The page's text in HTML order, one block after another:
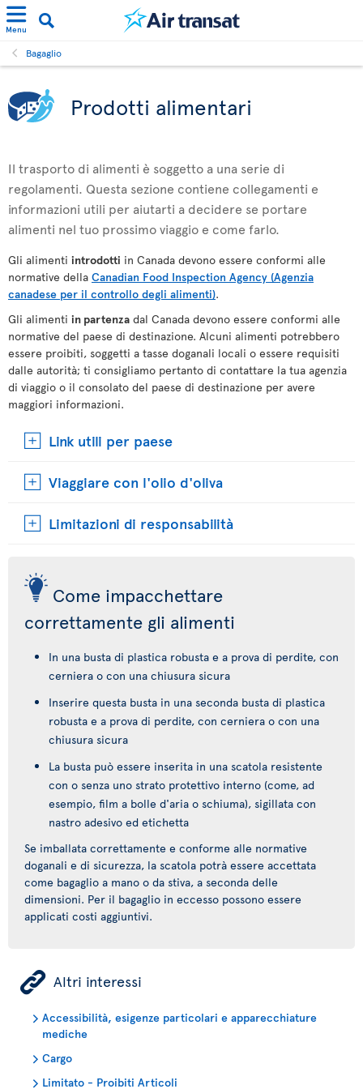
Menu
Bagaglio
Prodotti alimentari
Il trasporto di alimenti è soggetto a una serie di
regolamenti. Questa sezione contiene collegamenti e
informazioni utili per aiutarti a decidere se portare
alimenti nel tuo prossimo viaggio e come farlo.
Gli alimenti introdotti in Canada devono essere conformi alle
normative della Canadian Food Inspection Agency (Agenzia
canadese per il controllo degli alimenti).
Gli alimenti in partenza dal Canada devono essere conformi alle
normative del paese di destinazione. Alcuni alimenti potrebbero
essere proibiti, soggetti a tasse doganali locali o essere requisiti
dalle autorità; ti consigliamo pertanto di contattare la tua agenzia
di viaggio o il consolato del paese di destinazione per avere
maggiori informazioni.
Link utili per paese
Viaggiare con l'olio d'oliva
Limitazioni di responsabilità
Come impacchettare
correttamente gli alimenti
In una busta di plastica robusta e a prova di perdite, con
cerniera o con una chiusura sicura
Inserire questa busta in una seconda busta di plastica
robusta e a prova di perdite, con cerniera o con una
chiusura sicura
La busta può essere inserita in una scatola resistente
con o senza uno strato protettivo interno (come, ad
esempio, film a bolle d'aria o schiuma), sigillata con
nastro adesivo ed etichetta
Se imballata correttamente e conforme alle normative
doganali e di sicurezza, la scatola potrà essere accettata
come bagaglio a mano o da stiva, a seconda delle
dimensioni. Per il bagaglio in eccesso possono essere
applicati costi aggiuntivi.
ÿ Altri interessi
Accessibilità, esigenze particolari e apparecchiature
mediche
Cargo
Limitato - Proibiti Articoli